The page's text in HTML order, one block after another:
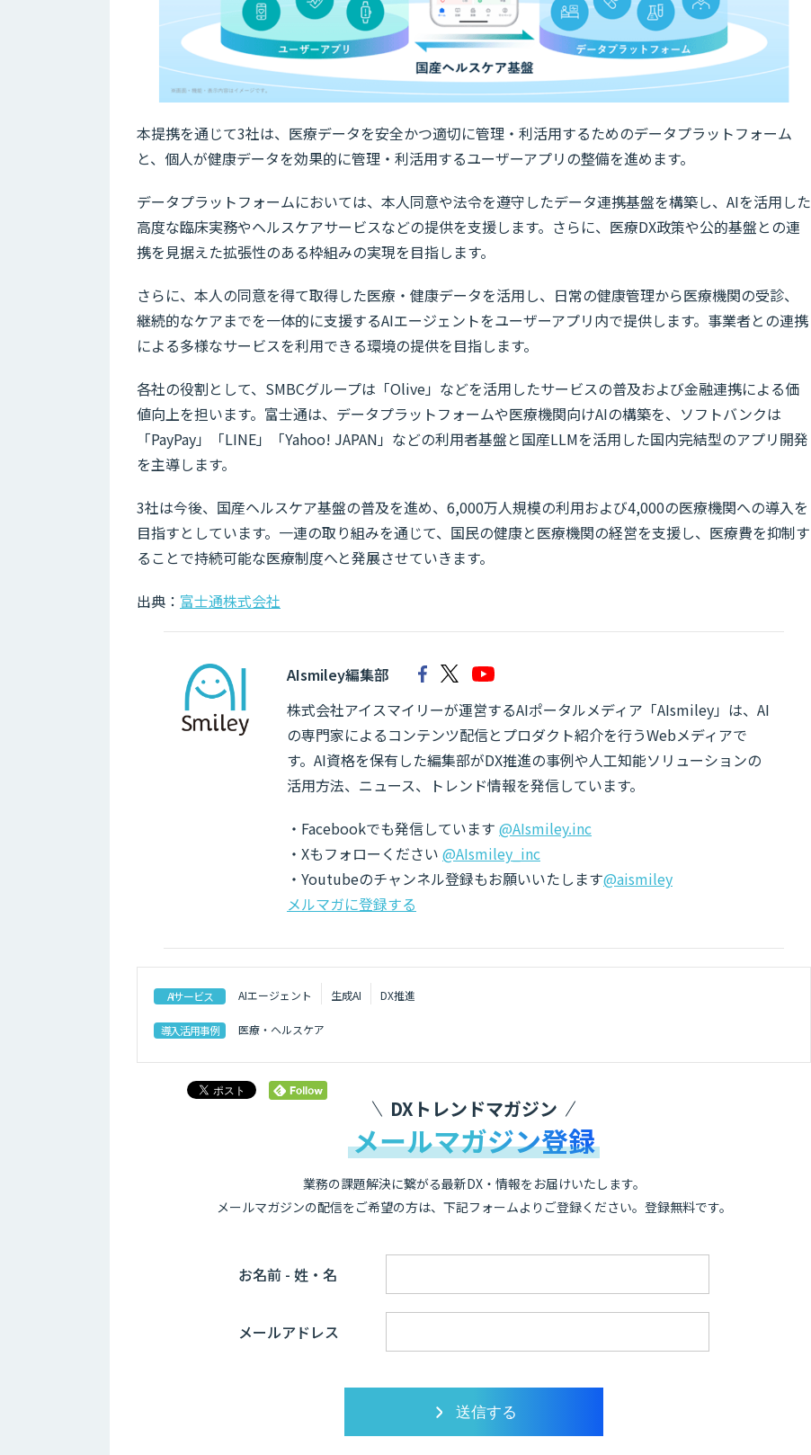
本提携を通じて3社は、医療データを安全かつ適切に管理・利活用するためのデータプラットフォーム
と、個人が健康データを効果的に管理・利活用するユーザーアプリの整備を進めます。
データプラットフォームにおいては、本人同意や法令を遵守したデータ連携基盤を構築し、AIを活用した
高度な臨床実務やヘルスケアサービスなどの提供を支援します。さらに、医療DX政策や公的基盤との連
携を見据えた拡張性のある枠組みの実現を目指します。
さらに、本人の同意を得て取得した医療・健康データを活用し、日常の健康管理から医療機関の受診、
継続的なケアまでを一体的に支援するAIエージェントをユーザーアプリ内で提供します。事業者との連携
による多様なサービスを利用できる環境の提供を目指します。
各社の役割として、SMBCグループは「Olive」などを活用したサービスの普及および金融連携による価
値向上を担います。富士通は、データプラットフォームや医療機関向けAIの構築を、ソフトバンクは
「PayPay」「LINE」「Yahoo! JAPAN」などの利用者基盤と国産LLMを活用した国内完結型のアプリ開発
を主導します。
3社は今後、国産ヘルスケア基盤の普及を進め、6,000万人規模の利用および4,000の医療機関への導入を
目指すとしています。一連の取り組みを通じて、国民の健康と医療機関の経営を支援し、医療費を抑制す
ることで持続可能な医療制度へと発展させていきます。
出典： 富士通株式会社
AIsmiley編集部
株式会社アイスマイリーが運営するAIポータルメディア「AIsmiley」は、AI
の専門家によるコンテンツ配信とプロダクト紹介を行うWebメディアで
す。AI資格を保有した編集部がDX推進の事例や人工知能ソリューションの
活用方法、ニュース、トレンド情報を発信しています。
・Facebookでも発信しています @AIsmiley.inc
・Xもフォローください @AIsmiley_inc
・Youtubeのチャンネル登録もお願いいたします@aismiley
メルマガに登録する
AIサービス AIエージェント 生成AI DX推進
導入活用事例 医療・ヘルスケア
DXトレンドマガジン
メールマガジン登録
業務の課題解決に繋がる最新DX・情報をお届けいたします。
メールマガジンの配信をご希望の方は、下記フォームよりご登録ください。登録無料です。
お名前 - 姓・名
メールアドレス